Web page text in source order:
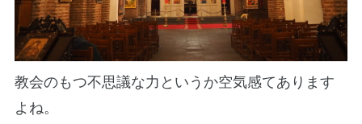
教会のもつ不思議な力というか空気感てあります
よね。